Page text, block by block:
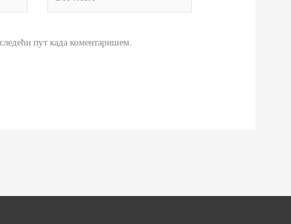
место
пут када коментаришем.